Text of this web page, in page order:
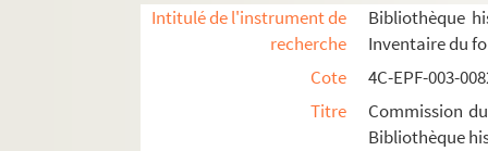
Intitulé de l'instrument de
recherche
Bibliothèque
Inventaire du
Cote
4C-EPF-003-
Titre
Commission
Bibliothèque
Dossier n° 104 bis
Dossier n° 105